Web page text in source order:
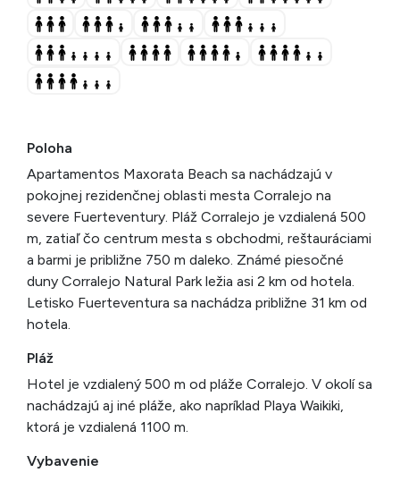
Poloha
Apartamentos Maxorata Beach sa nachádzajú v
pokojnej rezidenčnej oblasti mesta Corralejo na
severe Fuerteventury. Pláž Corralejo je vzdialená 500
m, zatiaľ čo centrum mesta s obchodmi, reštauráciami
a barmi je približne 750 m daleko. Známé piesočné
duny Corralejo Natural Park ležia asi 2 km od hotela.
Letisko Fuerteventura sa nachádza približne 31 km od
hotela.
Pláž
Hotel je vzdialený 500 m od pláže Corralejo. V okolí sa
nachádzajú aj iné pláže, ako napríklad Playa Waikiki,
ktorá je vzdialená 1100 m.
Vybavenie